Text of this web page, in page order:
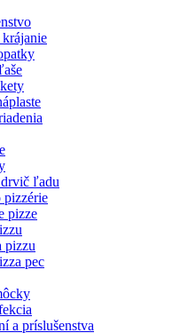
ľadu
pizzérie
pizze
pizzu
pec
a príslušenstva